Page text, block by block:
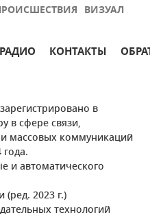
ВИЗУАЛ
РАДИО КОНТАКТЫ
в
в сфере связи,
массовых коммуникаций
и автоматического
2023 г.)
технологий